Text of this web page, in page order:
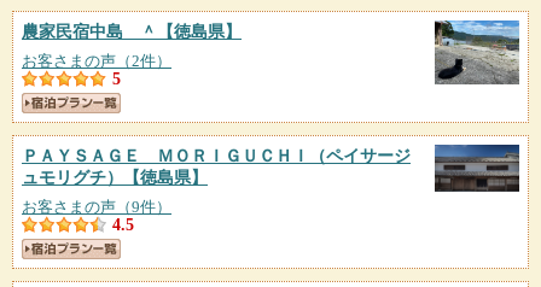
農家民宿中島 ＾ 【徳島県】
お客さまの声（2件）
5
ＰＡＹＳＡＧＥ ＭＯＲＩＧＵＣＨＩ（ペイサージ
ュモリグチ）
【徳島県】
お客さまの声（9件）
4.5